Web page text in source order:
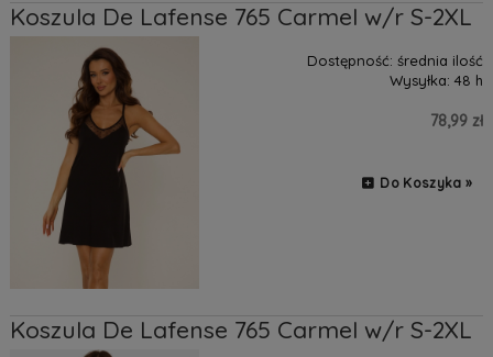
Koszula De Lafense 765 Carmel w/r S-2XL
Dostępność: średnia ilość
Wysyłka: 48 h
78,99 zł
Do Koszyka »
Koszula De Lafense 765 Carmel w/r S-2XL